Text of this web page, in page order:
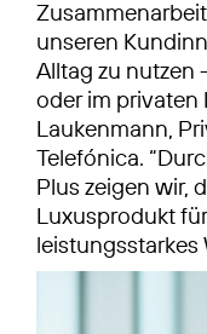
unseren
Alltag zu nutzen
oder im privaten
Laukenmann,
Telefónica.
Plus zeigen wir,
Luxusprodukt
leistungsstarkes